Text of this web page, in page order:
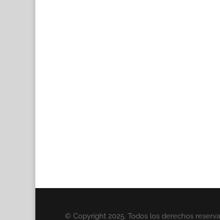
© Copyright 2025. Todos los derechos